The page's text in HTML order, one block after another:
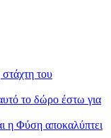
του
το δώρο έστω για
η Φύση αποκαλύπτει